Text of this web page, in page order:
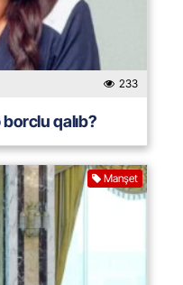
233
qalıb?
Manşet